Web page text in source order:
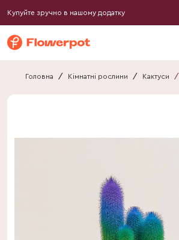
Купуйте зручно в нашому додатку
Головна / Кімнатні рослини / Кактуси /